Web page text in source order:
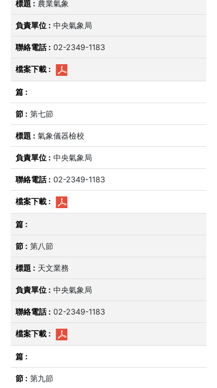
農業氣象
中央氣象局
02-2349-1183
第七節
氣象儀器檢校
中央氣象局
02-2349-1183
第八節
天文業務
中央氣象局
02-2349-1183
第九節